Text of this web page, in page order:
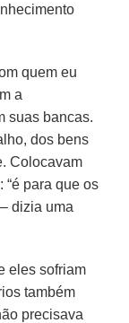
quem eu
a
suas bancas.
dos bens
Colocavam
“é para que os
dizia uma
eles sofriam
também
precisava